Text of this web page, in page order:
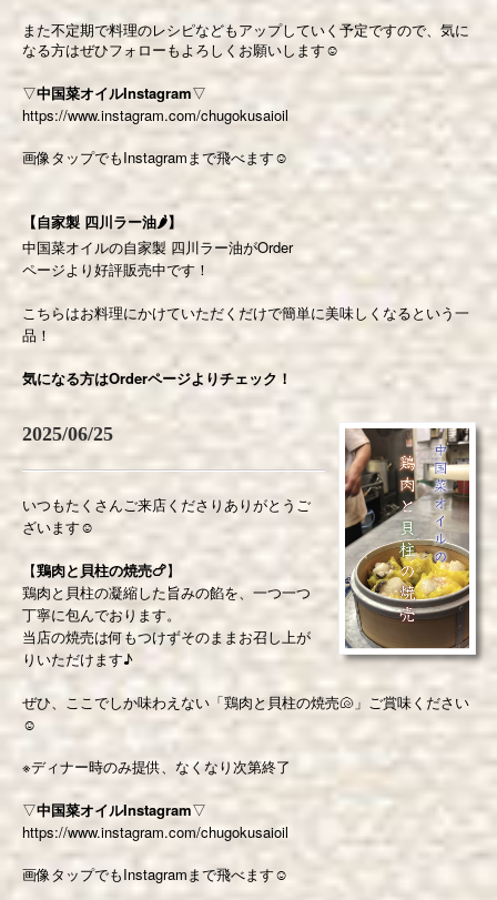
また不定期で料理のレシピなどもアップしていく予定ですので、気に
なる方はぜひフォローもよろしくお願いします☺️
▽中国菜オイルInstagram▽
https://www.instagram.com/chugokusaioil
画像タップでもInstagramまで飛べます☺️
【自家製 四川ラー油🌶】
中国菜オイルの自家製 四川ラー油がOrder
ページより好評販売中です！
こちらはお料理にかけていただくだけで簡単に美味しくなるという一
品！
気になる方はOrderページよりチェック！
2025/06/25
いつもたくさんご来店くださりありがとうご
ざいます☺️
【鶏肉と貝柱の焼売🍗】
鶏肉と貝柱の凝縮した旨みの餡を、一つ一つ
丁寧に包んでおります。
当店の焼売は何もつけずそのままお召し上が
りいただけます♪
ぜひ、ここでしか味わえない「鶏肉と貝柱の焼売🐚」ご賞味ください
☺️
※ディナー時のみ提供、なくなり次第終了
▽中国菜オイルInstagram▽
https://www.instagram.com/chugokusaioil
画像タップでもInstagramまで飛べます☺️